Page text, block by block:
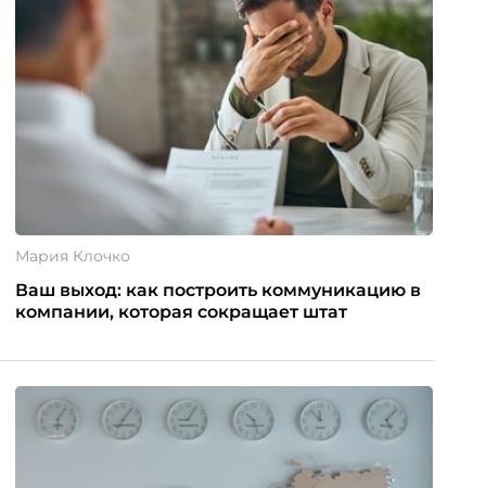
Мария Клочко
Ваш выход: как построить коммуникацию в
компании, которая сокращает штат